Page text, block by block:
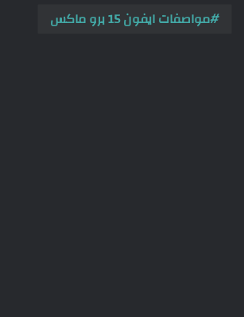
مواصفات ايفون 15 برو ماكس